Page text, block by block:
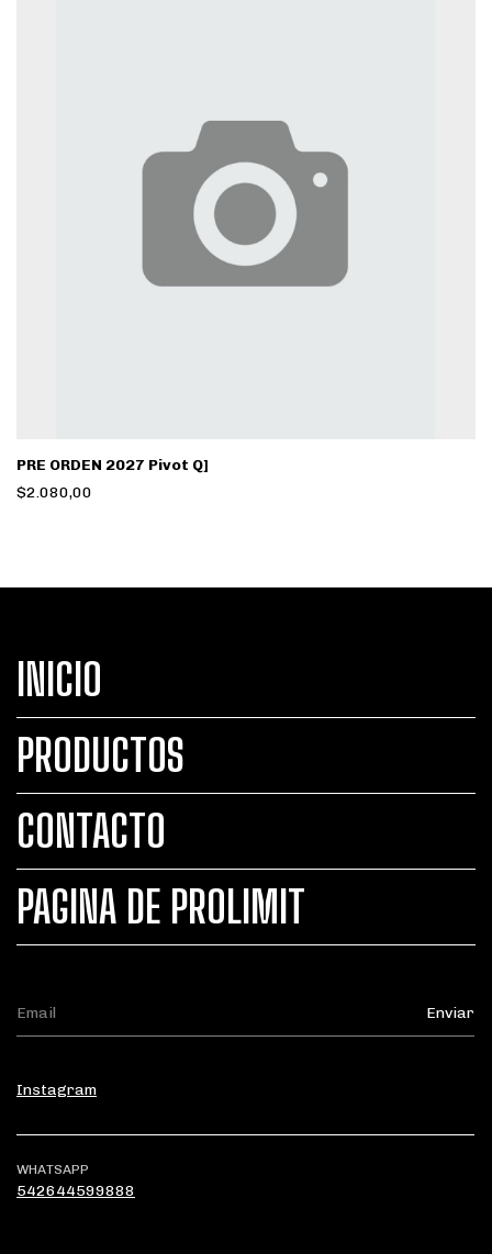
PRE ORDEN 2027 Pivot Q]
$2.080,00
INICIO
PRODUCTOS
CONTACTO
PAGINA DE PROLIMIT
Instagram
WHATSAPP
542644599888